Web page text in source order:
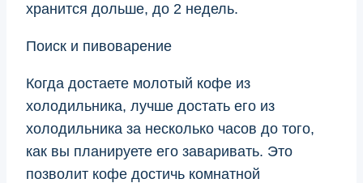
хранится дольше, до 2 недель.
Поиск и пивоварение
Когда достаете молотый кофе из
холодильника, лучше достать его из
холодильника за несколько часов до того,
как вы планируете его заваривать. Это
позволит кофе достичь комнатной